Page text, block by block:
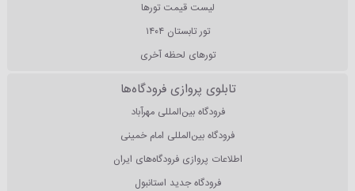
لیست قیمت تورها
تور تابستان ۱۴۰۴
تورهای لحظه آخری
تابلوی پروازی فرودگاه‌ها
فرودگاه بین‌المللی مهرآباد
فرودگاه بین‌المللی امام خمینی
اطلاعات پروازی فرودگاه‌های ایران
فرودگاه جدید استانبول